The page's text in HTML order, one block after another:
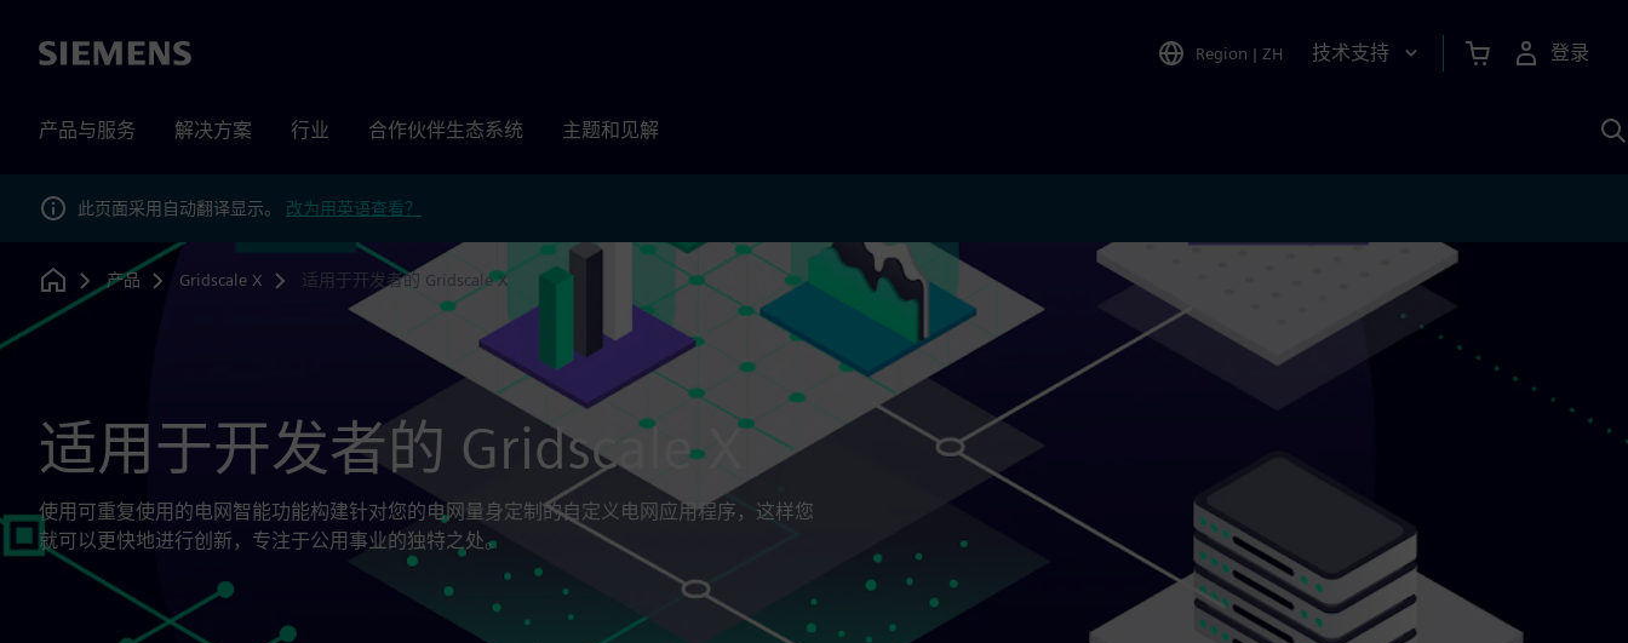
Siemens Region | ZH 技术支持 登录
产品与服务 解决方案 行业 合作伙伴生态系统 主题和见解
此页面采用自动翻译显示。 改为用英语查看？
Home
产品 Gridscale X 适用于开发者的 Gridscale X
适用于开发者的 Gridscale X
使用可重复使用的电网智能功能构建针对您的电网量身定制的自定义电网应用程序，这样您
就可以更快地进行创新，专注于公用事业的独特之处。